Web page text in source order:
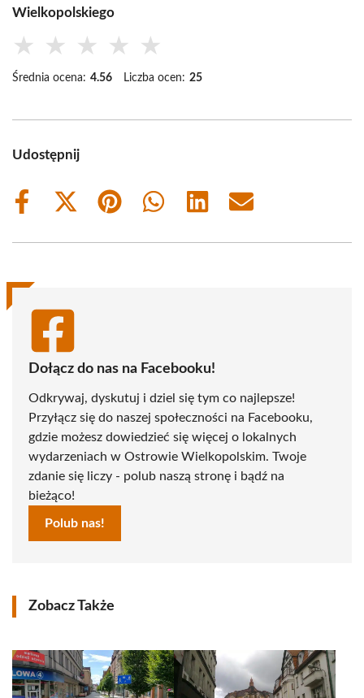
Wielkopolskiego
★ ★ ★ ★ ★
Średnia ocena: 4.56 Liczba ocen: 25
Udostępnij
Share
Share
(Twitter)
Share
Share
Share
Share
Dołącz do nas na Facebooku!
Odkrywaj, dyskutuj i dziel się tym co najlepsze!
Przyłącz się do naszej społeczności na Facebooku,
gdzie możesz dowiedzieć się więcej o lokalnych
wydarzeniach w Ostrowie Wielkopolskim. Twoje
zdanie się liczy - polub naszą stronę i bądź na
bieżąco!
Polub nas!
Zobacz Także